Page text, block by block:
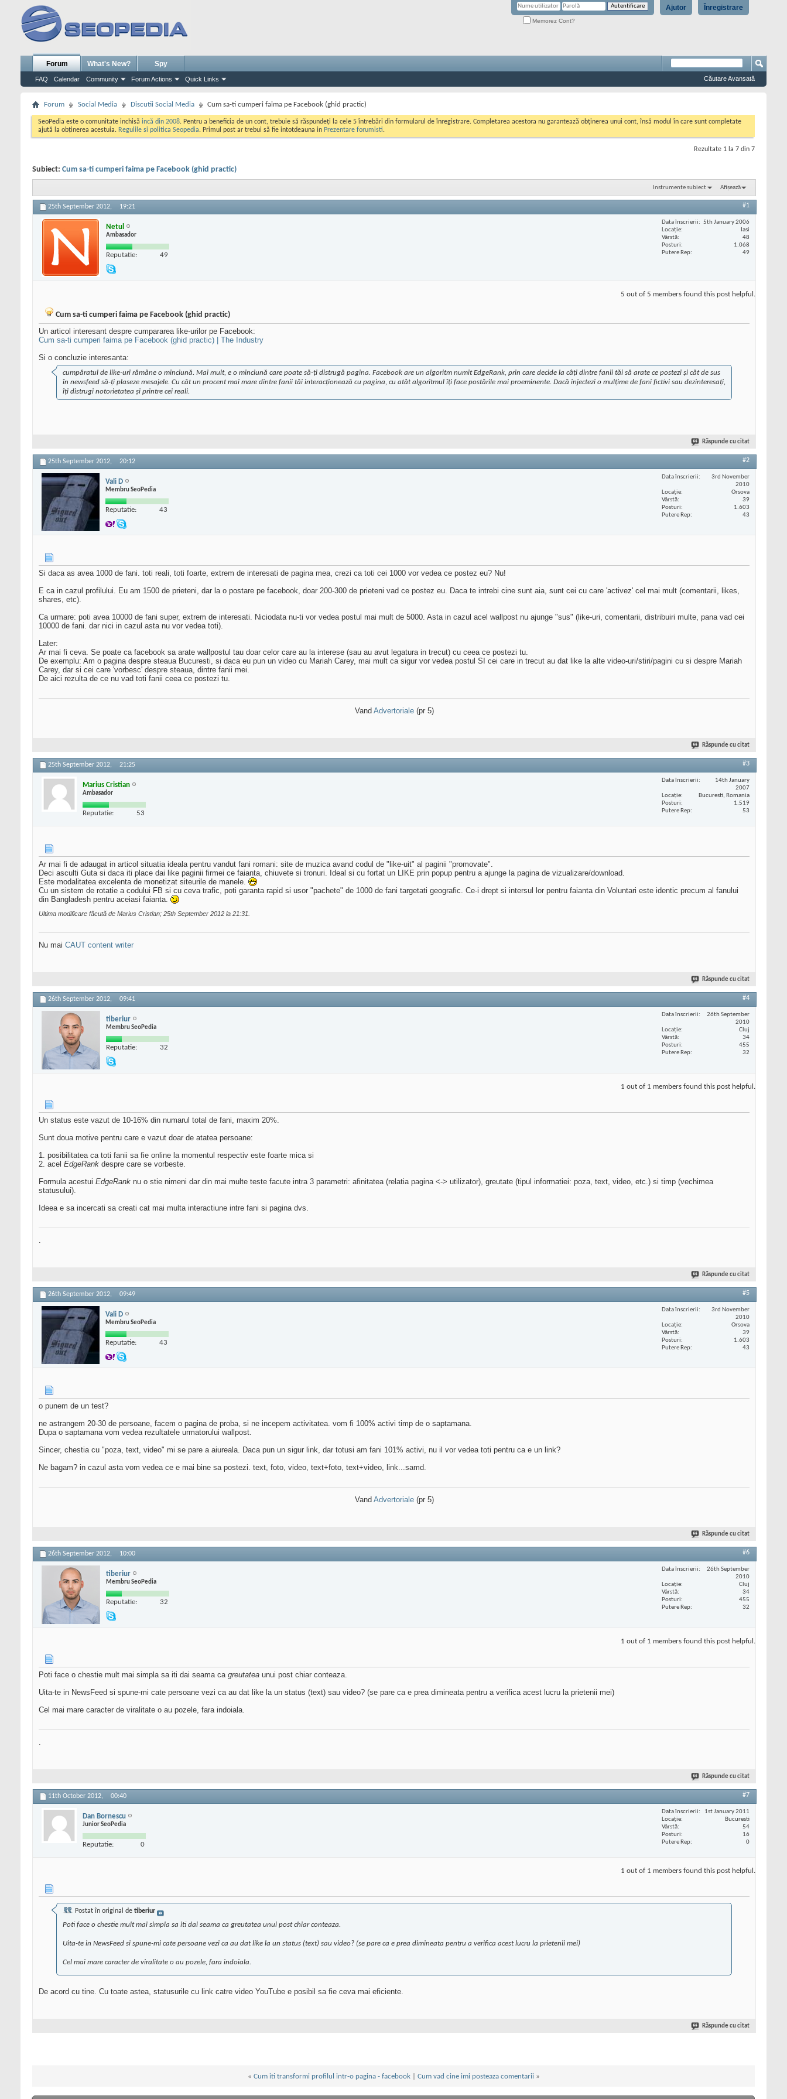
Înregistrare
Ajutor
Memorez Cont?
Forum
FAQ Calendar Community Forum Actions Quick Links
What's New? Spy
Căutare Avansată
Forum Social Media Discutii Social Media Cum sa-ti cumperi faima pe Facebook (ghid practic)
SeoPedia este o comunitate inchisă incă din 2008. Pentru a beneficia de un cont, trebuie să răspundeți la cele 5 întrebări din formularul de înregistrare. Completarea acestora nu garantează obținerea unui cont, însă modul în care sunt completate
ajută la obținerea acestuia. Regulile si politica Seopedia. Primul post ar trebui să fie intotdeauna in Prezentare forumisti.
Rezultate 1 la 7 din 7
Subiect: Cum sa-ti cumperi faima pe Facebook (ghid practic)
Instrumente subiect Afișează
25th September 2012, 19:21 #1
Netul
Ambasador
Reputatie: 49
Data înscrierii
5th January 2006
Locaţie
Iasi
Vârstă
48
Posturi
1.068
Putere Rep
49
5 out of 5 members found this post helpful.
Cum sa-ti cumperi faima pe Facebook (ghid practic)
Un articol interesant despre cumpararea like-urilor pe Facebook:
Cum sa-ti cumperi faima pe Facebook (ghid practic) | The Industry
Si o concluzie interesanta:
cumpăratul de like-uri rămâne o minciună. Mai mult, e o minciună care poate să-ți distrugă pagina. Facebook are un algoritm numit EdgeRank, prin care decide la câți dintre fanii tăi să arate ce postezi și cât de sus
în newsfeed să-ți plaseze mesajele. Cu cât un procent mai mare dintre fanii tăi interacționează cu pagina, cu atât algoritmul îți face postările mai proeminente. Dacă injectezi o mulțime de fani fictivi sau dezinteresați,
îți distrugi notorietatea și printre cei reali.
Răspunde cu citat
25th September 2012, 20:12 #2
Vali D
Membru SeoPedia
Reputatie: 43
Data înscrierii
3rd November
2010
Locaţie
Orsova
Vârstă
39
Posturi
1.603
Putere Rep
43
Si daca as avea 1000 de fani. toti reali, toti foarte, extrem de interesati de pagina mea, crezi ca toti cei 1000 vor vedea ce postez eu? Nu!
E ca in cazul profilului. Eu am 1500 de prieteni, dar la o postare pe facebook, doar 200-300 de prieteni vad ce postez eu. Daca te intrebi cine sunt aia, sunt cei cu care 'activez' cel mai mult (comentarii, likes,
shares, etc).
Ca urmare: poti avea 10000 de fani super, extrem de interesati. Niciodata nu-ti vor vedea postul mai mult de 5000. Asta in cazul acel wallpost nu ajunge "sus" (like-uri, comentarii, distribuiri multe, pana vad cei
10000 de fani. dar nici in cazul asta nu vor vedea toti).
Later:
Ar mai fi ceva. Se poate ca facebook sa arate wallpostul tau doar celor care au la interese (sau au avut legatura in trecut) cu ceea ce postezi tu.
De exemplu: Am o pagina despre steaua Bucuresti, si daca eu pun un video cu Mariah Carey, mai mult ca sigur vor vedea postul SI cei care in trecut au dat like la alte video-uri/stiri/pagini cu si despre Mariah
Carey, dar si cei care 'vorbesc' despre steaua, dintre fanii mei.
De aici rezulta de ce nu vad toti fanii ceea ce postezi tu.
Vand Advertoriale (pr 5)
Răspunde cu citat
25th September 2012, 21:25 #3
Marius Cristian
Ambasador
Reputatie: 53
Data înscrierii
14th January
2007
Locaţie
Bucuresti, Romania
Posturi
1.519
Putere Rep
53
Ar mai fi de adaugat in articol situatia ideala pentru vandut fani romani: site de muzica avand codul de "like-uit" al paginii "promovate".
Deci asculti Guta si daca iti place dai like paginii firmei ce faianta, chiuvete si tronuri. Ideal si cu fortat un LIKE prin popup pentru a ajunge la pagina de vizualizare/download.
Este modalitatea excelenta de monetizat siteurile de manele.
Cu un sistem de rotatie a codului FB si cu ceva trafic, poti garanta rapid si usor "pachete" de 1000 de fani targetati geografic. Ce-i drept si intersul lor pentru faianta din Voluntari este identic precum al fanului
din Bangladesh pentru aceiasi faianta.
Ultima modificare făcută de Marius Cristian; 25th September 2012 la 21:31
Nu mai CAUT content writer
Răspunde cu citat
26th September 2012, 09:41 #4
tiberiur
Membru SeoPedia
Reputatie: 32
Data înscrierii
26th September
2010
Locaţie
Cluj
Vârstă
34
Posturi
455
Putere Rep
32
1 out of 1 members found this post helpful.
Un status este vazut de 10-16% din numarul total de fani, maxim 20%.
Sunt doua motive pentru care e vazut doar de atatea persoane:
1. posibilitatea ca toti fanii sa fie online la momentul respectiv este foarte mica si
2. acel EdgeRank despre care se vorbeste.
Formula acestui EdgeRank nu o stie nimeni dar din mai multe teste facute intra 3 parametri: afinitatea (relatia pagina <-> utilizator), greutate (tipul informatiei: poza, text, video, etc.) si timp (vechimea
statusului).
Ideea e sa incercati sa creati cat mai multa interactiune intre fani si pagina dvs.
.
Răspunde cu citat
26th September 2012, 09:49 #5
Vali D
Membru SeoPedia
Reputatie: 43
Data înscrierii
3rd November
2010
Locaţie
Orsova
Vârstă
39
Posturi
1.603
Putere Rep
43
o punem de un test?
ne astrangem 20-30 de persoane, facem o pagina de proba, si ne incepem activitatea. vom fi 100% activi timp de o saptamana.
Dupa o saptamana vom vedea rezultatele urmatorului wallpost.
Sincer, chestia cu "poza, text, video" mi se pare a aiureala. Daca pun un sigur link, dar totusi am fani 101% activi, nu il vor vedea toti pentru ca e un link?
Ne bagam? in cazul asta vom vedea ce e mai bine sa postezi. text, foto, video, text+foto, text+video, link...samd.
Vand Advertoriale (pr 5)
Răspunde cu citat
26th September 2012, 10:00 #6
tiberiur
Membru SeoPedia
Reputatie: 32
Data înscrierii
26th September
2010
Locaţie
Cluj
Vârstă
34
Posturi
455
Putere Rep
32
1 out of 1 members found this post helpful.
Poti face o chestie mult mai simpla sa iti dai seama ca greutatea unui post chiar conteaza.
Uita-te in NewsFeed si spune-mi cate persoane vezi ca au dat like la un status (text) sau video? (se pare ca e prea dimineata pentru a verifica acest lucru la prietenii mei)
Cel mai mare caracter de viralitate o au pozele, fara indoiala.
.
Răspunde cu citat
11th October 2012, 00:40 #7
Dan Bornescu
Junior SeoPedia
Reputatie: 0
Data înscrierii
1st January 2011
Locaţie
Bucuresti
Vârstă
54
Posturi
16
Putere Rep
0
1 out of 1 members found this post helpful.
Postat în original de tiberiur
Poti face o chestie mult mai simpla sa iti dai seama ca greutatea unui post chiar conteaza.
Uita-te in NewsFeed si spune-mi cate persoane vezi ca au dat like la un status (text) sau video? (se pare ca e prea dimineata pentru a verifica acest lucru la prietenii mei)
Cel mai mare caracter de viralitate o au pozele, fara indoiala.
De acord cu tine. Cu toate astea, statusurile cu link catre video YouTube e posibil sa fie ceva mai eficiente.
Răspunde cu citat
« Cum iti transformi profilul intr-o pagina - facebook| Cum vad cine imi posteaza comentarii »